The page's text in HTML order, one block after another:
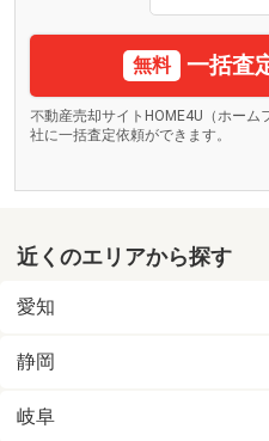
無料 一括査
不動産売却サイトHOME4U（ホー
社に一括査定依頼ができます。
近くのエリアから探す
愛知
静岡
岐阜